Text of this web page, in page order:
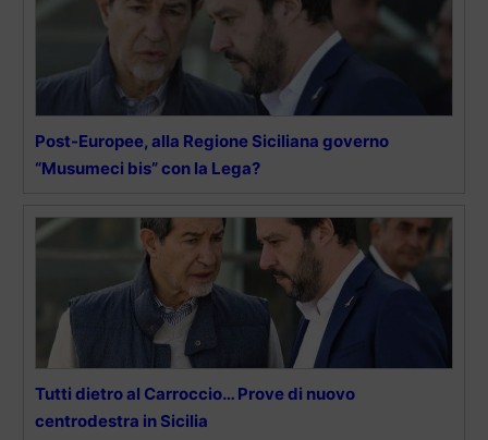
Post-Europee, alla Regione Siciliana governo
“Musumeci bis” con la Lega?
Tutti dietro al Carroccio… Prove di nuovo
centrodestra in Sicilia